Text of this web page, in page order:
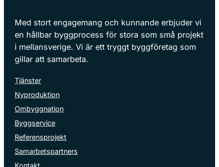
Med stort engagemang och kunnande erbjuder vi
en hållbar byggprocess för stora som små projekt
i mellansverige. Vi är ett tryggt byggföretag som
gillar att samarbeta.
Tjänster
Nyproduktion
Ombyggnation
Byggservice
Referensprojekt
Samarbetspartners
Kontakt